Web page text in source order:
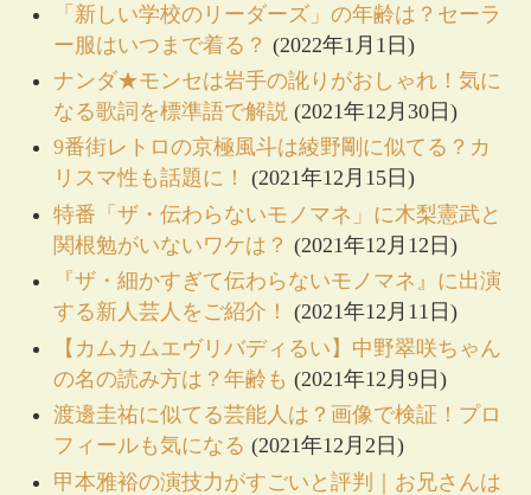
「新しい学校のリーダーズ」の年齢は？セーラ
ー服はいつまで着る？ (2022年1月1日)
ナンダ★モンセは岩手の訛りがおしゃれ！気に
なる歌詞を標準語で解説 (2021年12月30日)
9番街レトロの京極風斗は綾野剛に似てる？カ
リスマ性も話題に！
(2021年12月15日)
特番「ザ・伝わらないモノマネ」に木梨憲武と
関根勉がいないワケは？ (2021年12月12日)
『ザ・細かすぎて伝わらないモノマネ』に出演
する新人芸人をご紹介！
(2021年12月11日)
【カムカムエヴリバディるい】中野翠咲ちゃん
の名の読み方は？年齢も (2021年12月9日)
渡邊圭祐に似てる芸能人は？画像で検証！プロ
フィールも気になる (2021年12月2日)
甲本雅裕の演技力がすごいと評判｜お兄さんは